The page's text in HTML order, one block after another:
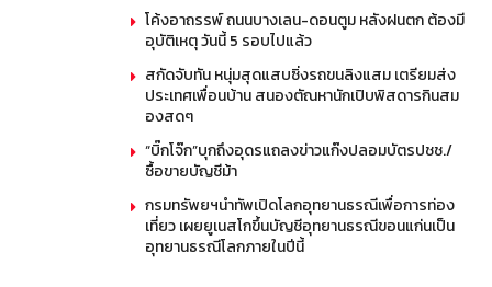
โค้งอาถรรพ์ ถนนบางเลน-ดอนตูม หลังฝนตก ต้องมี
อุบัติเหตุ วันนี้ 5 รอบไปแล้ว
สกัดจับทัน หนุ่มสุดแสบซิ่งรถขนลิงแสม เตรียมส่ง
ประเทศเพื่อนบ้าน สนองตัณหานักเปิบพิสดารกินสม
องสดๆ
“บิ๊กโจ๊ก”บุกถึงอุดรแถลงข่าวแก๊งปลอมบัตรปชช./
ซื้อขายบัญชีม้า
กรมทรัพยฯนำทัพเปิดโลกอุทยานธรณีเพื่อการท่อง
เที่ยว เผยยูเนสโกขึ้นบัญชีอุทยานธรณีขอนแก่นเป็น
อุทยานธรณีโลกภายในปีนี้